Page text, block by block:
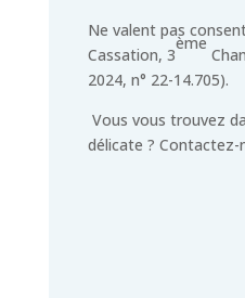
Ne valent pas
Cassation, 3
ème
2024, n° 22-14.705).
Vous vous trouvez
délicate ? Contactez-